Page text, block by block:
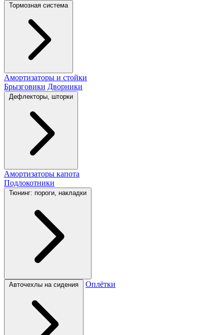
Тормозная система
Амортизаторы и стойки
Брызговики Дворники
Дефлекторы, шторки
Амортизаторы капота
Подлокотники
Тюнинг: пороги, накладки
Авточехлы на сидения Оплётки